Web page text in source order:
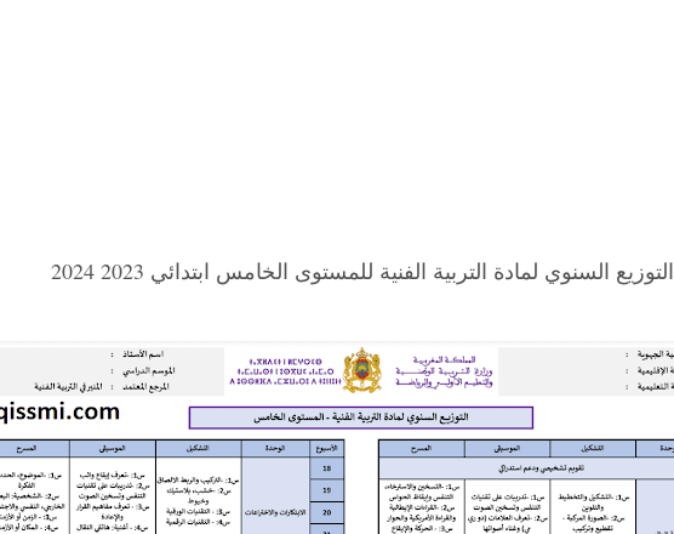
التوزيع السنوي لمادة التربية الفنية للمستوى الخامس ابتدائي 2023 2024